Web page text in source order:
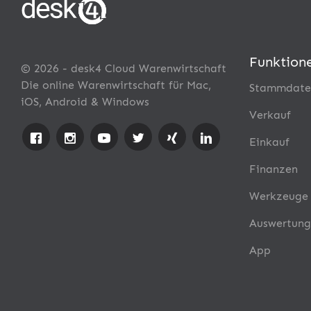
© 2026 - desk4 Cloud Warenwirtschaft
Die online Warenwirtschaft für Mac,
iOS, Android & Windows
Verkauf
Einkauf
Finanzen
Werkzeuge
App